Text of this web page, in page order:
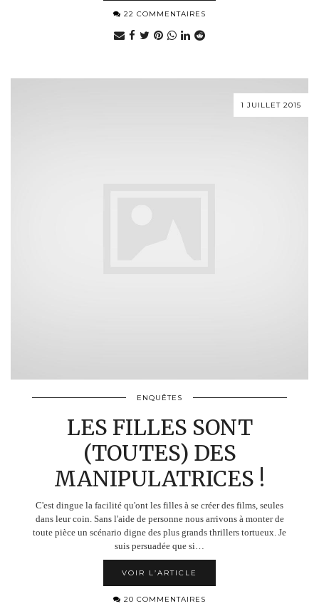
22 COMMENTAIRES
1 JUILLET 2015
ENQUÊTES
LES FILLES SONT
(TOUTES) DES
MANIPULATRICES !
C'est dingue la facilité qu'ont les filles à se créer des films, seules
dans leur coin. Sans l'aide de personne nous arrivons à monter de
toute pièce un scénario digne des plus grands thrillers tortueux. Je
suis persuadée que si…
VOIR L’ARTICLE
20 COMMENTAIRES